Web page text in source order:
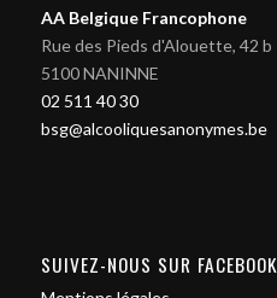
AA Belgique Francophone
Rue des Pieds d'Alouette, 42 b
5100 NANINNE
02 511 40 30
bsg@alcooliquesanonymes.be
SUIVEZ-NOUS SUR FACEBOOK